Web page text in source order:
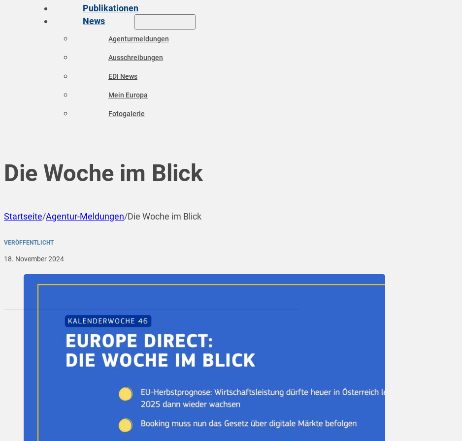
Publikationen
News
Agenturmeldungen
Ausschreibungen
EDI News
Mein Europa
Fotogalerie
Die Woche im Blick
Startseite/Agentur-Meldungen/Die Woche im Blick
VERÖFFENTLICHT
18. November 2024